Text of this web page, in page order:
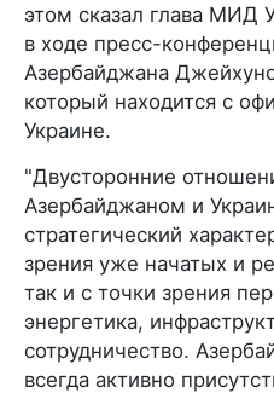
этом сказал глава МИД
в ходе пресс-
Азербайджана
который находится с
Украине.
"Двусторонние
Азербайджаном и
стратегический
зрения уже начатых и
так и с точки зрения
энергетика,
сотрудничество.
всегда активно